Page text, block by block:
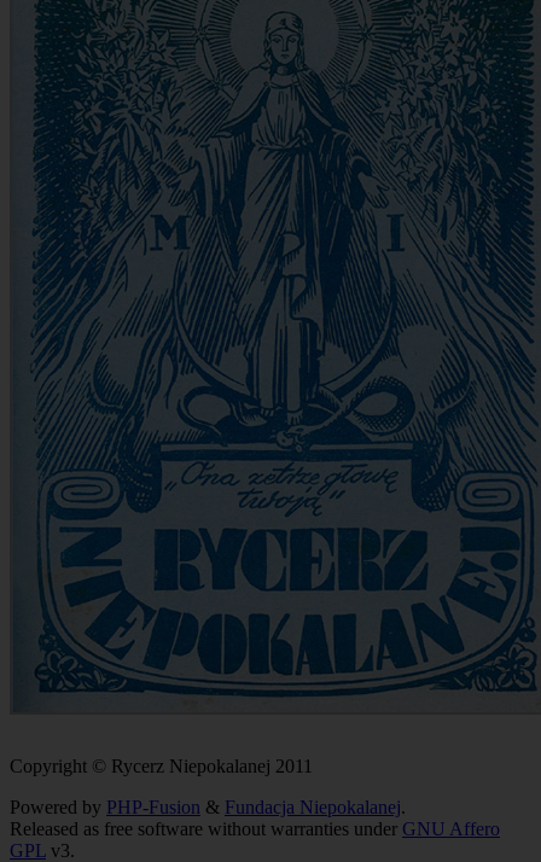
Copyright © Rycerz Niepokalanej 2011
Powered by PHP-Fusion & Fundacja Niepokalanej.
Released as free software without warranties under GNU Affero
GPL v3.